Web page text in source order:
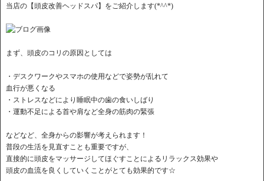
当店の【頭皮改善ヘッドスパ】をご紹介します(*^^*)
まず、頭皮のコリの原因としては
・デスクワークやスマホの使用などで姿勢が乱れて
血行が悪くなる
・ストレスなどにより睡眠中の歯の食いしばり
・運動不足による首や肩など全身の筋肉の緊張
などなど、全身からの影響が考えられます！
普段の生活を見直すことも重要ですが、
直接的に頭皮をマッサージしてほぐすことによるリラックス効果や
頭皮の血流を良くしていくことがとても効果的です☆